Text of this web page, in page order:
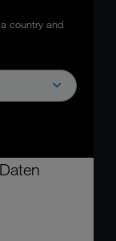
country and